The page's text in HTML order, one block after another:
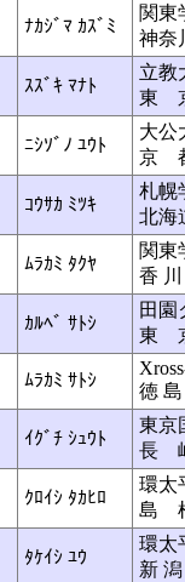
ﾅｶｼﾞﾏ ｶｽﾞﾐ
関東
神奈
ｽｽﾞｷ ﾏﾅﾄ
立教
東
ﾆｼｿﾞﾉ ﾕｳﾄ
大公
京
ｺｳｻｶ ﾐﾂｷ
札幌
北海
ﾑﾗｶﾐ ﾀｸﾔ
関東
香 川
ｶﾙﾍﾞ ｻﾄｼ
田園
東
ﾑﾗｶﾐ ｻﾄｼ
徳 島
ｲｸﾞﾁ ｼｭｳﾄ
東京
長
ｸﾛｲｼ ﾀｶﾋﾛ
環太
島
ﾀｹｲｼ ﾕｳ
環太
新 潟